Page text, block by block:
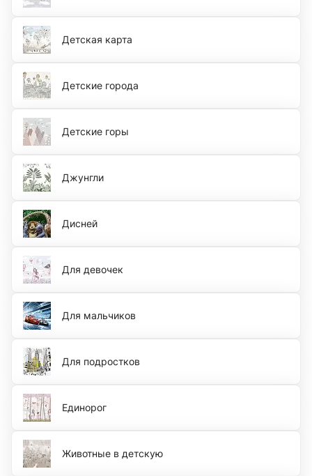
Детская карта
Детские города
Детские горы
Джунгли
Дисней
Для девочек
Для мальчиков
Для подростков
Единорог
Животные в детскую